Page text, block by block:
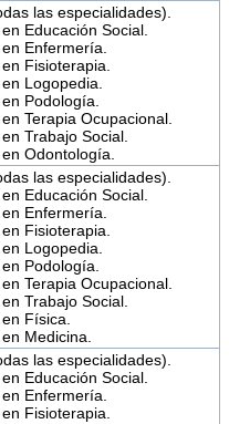
las especialidades).
Educación Social.
Enfermería.
Fisioterapia.
Logopedia.
Podología.
Terapia Ocupacional.
Trabajo Social.
Odontología.
las especialidades).
Educación Social.
Enfermería.
Fisioterapia.
Logopedia.
Podología.
Terapia Ocupacional.
Trabajo Social.
Física.
Medicina.
las especialidades).
Educación Social.
Enfermería.
Fisioterapia.